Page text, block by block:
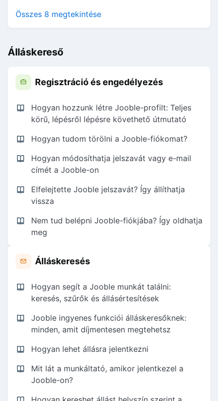
Összes 8 megtekintése
Álláskereső
Regisztráció és engedélyezés
Hogyan hozzunk létre Jooble-profilt: Teljes
körű, lépésről lépésre követhető útmutató
Hogyan tudom törölni a Jooble-fiókomat?
Hogyan módosíthatja jelszavát vagy e-mail
címét a Jooble-on
Elfelejtette Jooble jelszavát? Így állíthatja
vissza
Nem tud belépni Jooble-fiókjába? Így oldhatja
meg
Álláskeresés
Hogyan segít a Jooble munkát találni:
keresés, szűrők és állásértesítések
Jooble ingyenes funkciói álláskeresőknek:
minden, amit díjmentesen megtehetsz
Hogyan lehet állásra jelentkezni
Mit lát a munkáltató, amikor jelentkezel a
Jooble-on?